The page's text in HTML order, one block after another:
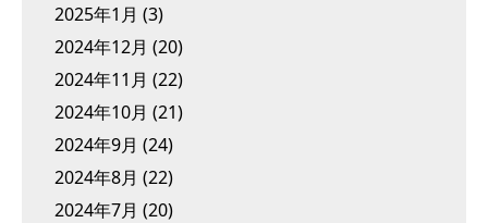
2025年1月 (3)
2024年12月 (20)
2024年11月 (22)
2024年10月 (21)
2024年9月 (24)
2024年8月 (22)
2024年7月 (20)